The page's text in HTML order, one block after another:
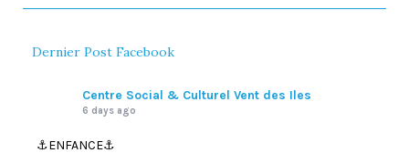
Dernier Post Facebook
Centre Social & Culturel Vent des Iles
6 days ago
⚓️ENFANCE⚓️